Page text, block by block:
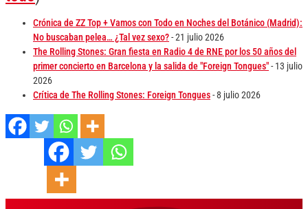
Crónica de ZZ Top + Vamos con Todo en Noches del Botánico (Madrid):
No buscaban pelea… ¿Tal vez sexo?- 21 julio 2026
The Rolling Stones: Gran fiesta en Radio 4 de RNE por los 50 años del
primer concierto en Barcelona y la salida de "Foreign Tongues"- 13 julio
2026
Crítica de The Rolling Stones: Foreign Tongues- 8 julio 2026